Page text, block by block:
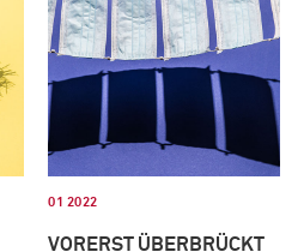
01 2022
VORERST ÜBERBRÜCKT